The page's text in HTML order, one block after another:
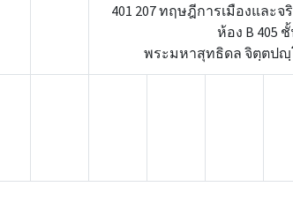
401 207 ทฤษฎีการเมืองและ
ห้อง B 405
พระมหาสุทธิดล จิตฺตป